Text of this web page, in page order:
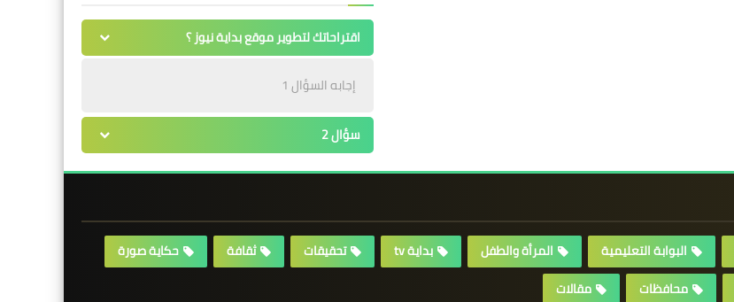
اقتراحاتك لتطوير موقع بداية نيوز ؟
إجابه السؤال 1
سؤال 2
البوابة التعليمية المرأة والطفل بداية tv تحقيقات ثقافة
حكاية صورة
محافظات مقالات